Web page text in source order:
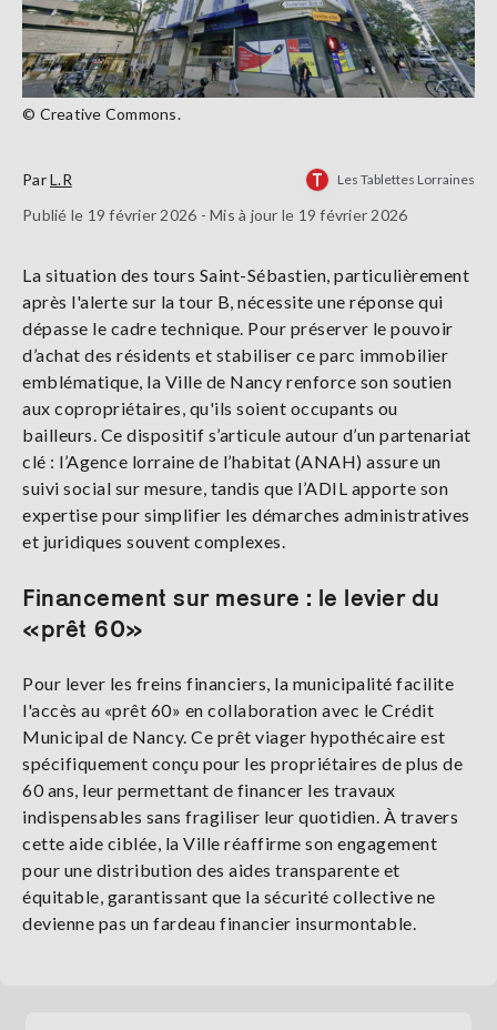
© Creative Commons.
ParL.R Les Tablettes Lorraines
Publié le 19 février 2026 - Mis à jour le 19 février 2026
La situation des tours Saint-Sébastien, particulièrement
après l'alerte sur la tour B, nécessite une réponse qui
dépasse le cadre technique. Pour préserver le pouvoir
d’achat des résidents et stabiliser ce parc immobilier
emblématique, la Ville de Nancy renforce son soutien
aux copropriétaires, qu'ils soient occupants ou
bailleurs. Ce dispositif s’articule autour d’un partenariat
clé : l’Agence lorraine de l’habitat (ANAH) assure un
suivi social sur mesure, tandis que l’ADIL apporte son
expertise pour simplifier les démarches administratives
et juridiques souvent complexes.
Financement sur mesure : le levier du
«prêt 60»
Pour lever les freins financiers, la municipalité facilite
l'accès au «prêt 60» en collaboration avec le Crédit
Municipal de Nancy. Ce prêt viager hypothécaire est
spécifiquement conçu pour les propriétaires de plus de
60 ans, leur permettant de financer les travaux
indispensables sans fragiliser leur quotidien. À travers
cette aide ciblée, la Ville réaffirme son engagement
pour une distribution des aides transparente et
équitable, garantissant que la sécurité collective ne
devienne pas un fardeau financier insurmontable.